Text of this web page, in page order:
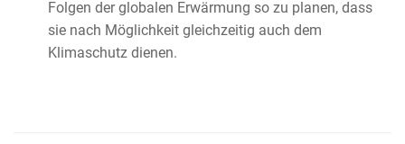
Folgen der globalen Erwärmung so zu planen, dass
sie nach Möglichkeit gleichzeitig auch dem
Klimaschutz dienen.